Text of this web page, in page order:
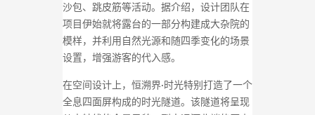
沙包、跳皮筋等活动。据介绍，设计团队在
项目伊始就将露台的一部分构建成大杂院的
模样，并利用自然光源和随四季变化的场景
设置，增强游客的代入感。
在空间设计上，恒溯界·时光特别打造了一个
全息四面屏构成的时光隧道。该隧道将呈现